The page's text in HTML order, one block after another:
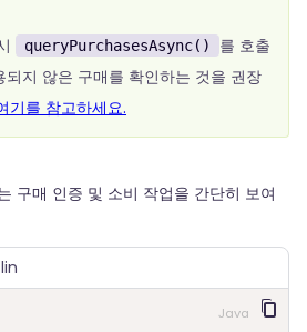
queryPurchasesAsync()
를 호출
되지 않은 구매를 확인하는 것을 권장
기를 참고하세요.
구매 인증 및 소비 작업을 간단히 보여
Java